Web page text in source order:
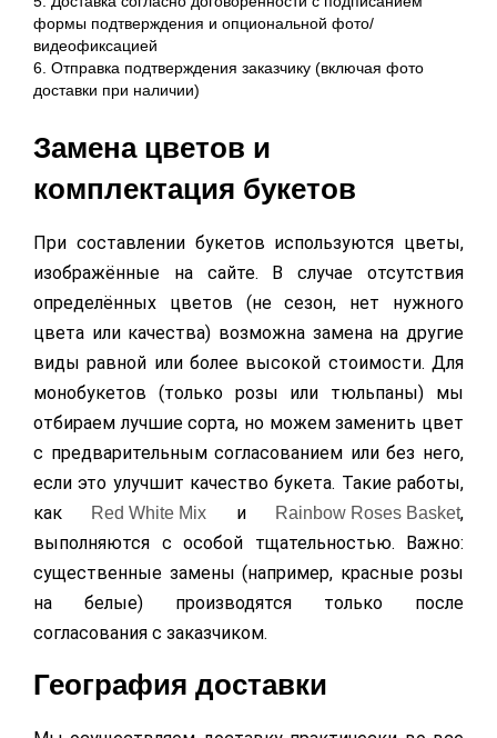
формы подтверждения и опциональной фото/
видеофиксацией
Отправка подтверждения заказчику (включая фото
доставки при наличии)
Замена цветов и
комплектация букетов
При составлении букетов используются цветы,
изображённые на сайте. В случае отсутствия
определённых цветов (не сезон, нет нужного
цвета или качества) возможна замена на другие
виды равной или более высокой стоимости. Для
монобукетов (только розы или тюльпаны) мы
отбираем лучшие сорта, но можем заменить цвет
с предварительным согласованием или без него,
если это улучшит качество букета. Такие работы,
как
Red White Mix и Rainbow Roses Basket,
выполняются с особой тщательностью. Важно:
существенные замены (например, красные розы
на белые) производятся только после
согласования с заказчиком.
География доставки